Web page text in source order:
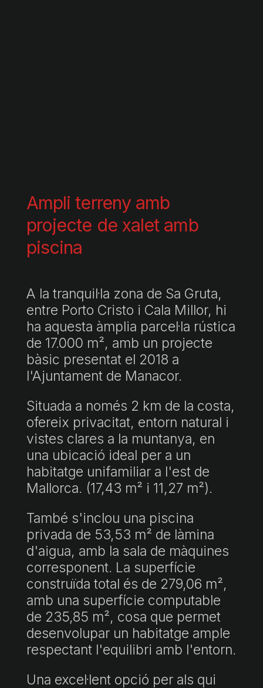
Ampli terreny amb
projecte de xalet amb
piscina
A la tranquil·la zona de Sa Gruta,
entre Porto Cristo i Cala Millor, hi
ha aquesta àmplia parcel·la rústica
de 17.000 m², amb un projecte
bàsic presentat el 2018 a
l'Ajuntament de Manacor.
Situada a només 2 km de la costa,
ofereix privacitat, entorn natural i
vistes clares a la muntanya, en
una ubicació ideal per a un
habitatge unifamiliar a l'est de
Mallorca. (17,43 m² i 11,27 m²).
També s'inclou una piscina
privada de 53,53 m² de làmina
d'aigua, amb la sala de màquines
corresponent. La superfície
construïda total és de 279,06 m²,
amb una superfície computable
de 235,85 m², cosa que permet
desenvolupar un habitatge ample
respectant l'equilibri amb l'entorn.
Una excel·lent opció per als qui